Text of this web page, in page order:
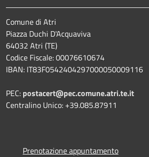
Comune di Atri
Piazza Duchi D'Acquaviva
64032 Atri (TE)
Codice Fiscale: 00076610674
IBAN: IT83F0542404297000050009116
PEC: postacert@pec.comune.atri.te.it
Centralino Unico: +39.085.87911
Prenotazione appuntamento